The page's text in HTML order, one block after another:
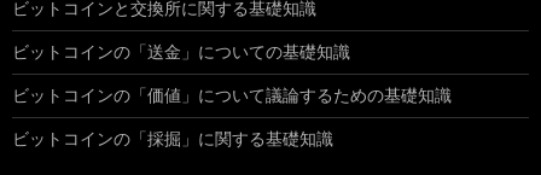
ビットコインと交換所に関する基礎知識
ビットコインの「送金」についての基礎知識
ビットコインの「価値」について議論するための基礎知識
ビットコインの「採掘」に関する基礎知識